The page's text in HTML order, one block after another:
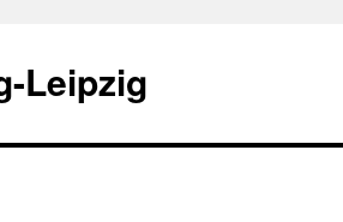
Leipzig